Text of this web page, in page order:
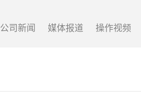
公司新闻 媒体报道 操作视频